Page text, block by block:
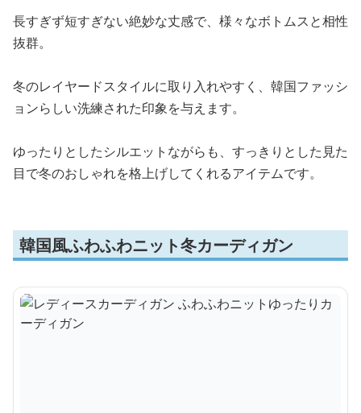
長すぎず短すぎない絶妙な丈感で、様々なボトムスと相性
抜群。
冬のレイヤードスタイルに取り入れやすく、韓国ファッシ
ョンらしい洗練された印象を与えます。
ゆったりとしたシルエットながらも、すっきりとした見た
目で冬のおしゃれを格上げしてくれるアイテムです。
韓国風ふわふわニット冬カーディガン